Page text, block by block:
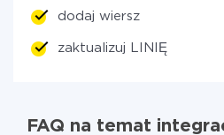
dodaj wiersz
zaktualizuj LINIĘ
FAQ na temat